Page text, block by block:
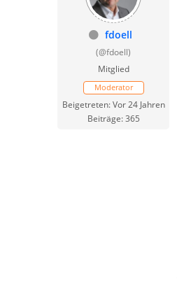
fdoell
(@fdoell)
Mitglied
Moderator
Beigetreten: Vor 24 Jahren
Beiträge: 365